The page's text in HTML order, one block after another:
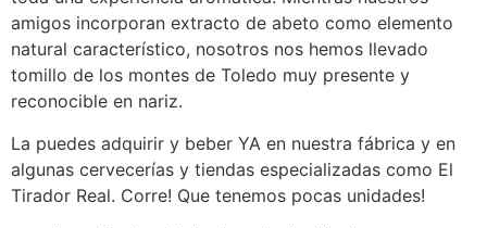
amigos incorporan extracto de abeto como elemento
natural característico, nosotros nos hemos llevado
tomillo de los montes de Toledo muy presente y
reconocible en nariz.
La puedes adquirir y beber YA en nuestra fábrica y en
algunas cervecerías y tiendas especializadas como El
Tirador Real. Corre! Que tenemos pocas unidades!